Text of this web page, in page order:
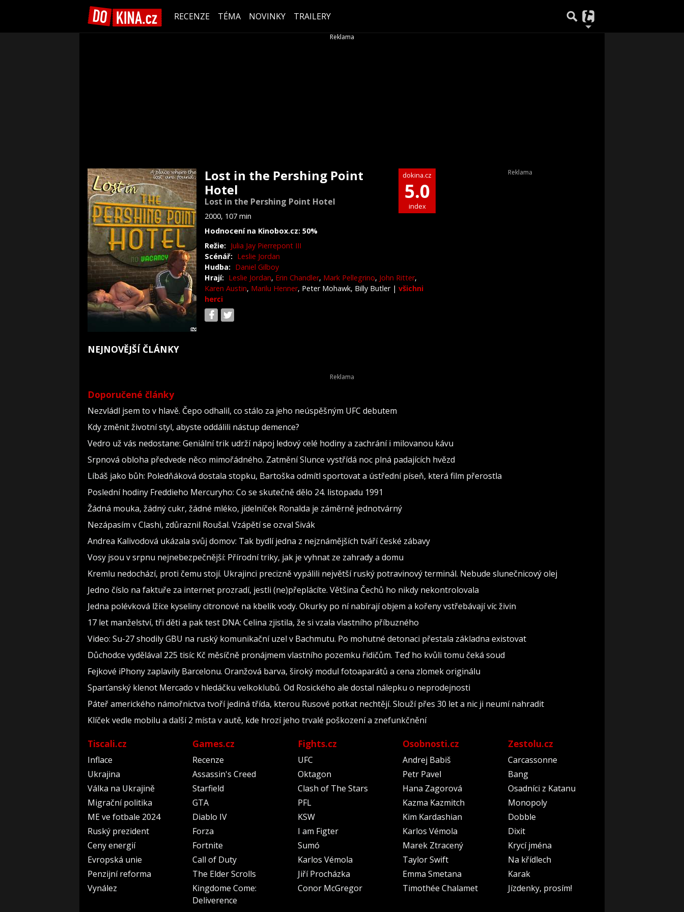
RECENZE TÉMA NOVINKY TRAILERY
Lost in the Pershing Point
Hotel
Lost in the Pershing Point Hotel
2000, 107 min
Hodnocení na Kinobox.cz: 50%
dokina.cz
5.0
index
Režie: Julia Jay Pierrepont III
Scénář: Leslie Jordan
Hudba: Daniel Gilboy
Hrají: Leslie Jordan, Erin Chandler, Mark Pellegrino, John Ritter,
Karen Austin, Marilu Henner, Peter Mohawk, Billy Butler | všichni
herci
NEJNOVĚJŠÍ ČLÁNKY
Doporučené články
Nezvládl jsem to v hlavě. Čepo odhalil, co stálo za jeho neúspěšným UFC debutem
Kdy změnit životní styl, abyste oddálili nástup demence?
Vedro už vás nedostane: Geniální trik udrží nápoj ledový celé hodiny a zachrání i milovanou kávu
Srpnová obloha předvede něco mimořádného. Zatmění Slunce vystřídá noc plná padajících hvězd
Líbáš jako bůh: Poledňáková dostala stopku, Bartoška odmítl sportovat a ústřední píseň, která film přerostla
Poslední hodiny Freddieho Mercuryho: Co se skutečně dělo 24. listopadu 1991
Žádná mouka, žádný cukr, žádné mléko, jídelníček Ronalda je záměrně jednotvárný
Nezápasím v Clashi, zdůraznil Roušal. Vzápětí se ozval Sivák
Andrea Kalivodová ukázala svůj domov: Tak bydlí jedna z nejznámějších tváří české zábavy
Vosy jsou v srpnu nejnebezpečnější: Přírodní triky, jak je vyhnat ze zahrady a domu
Kremlu nedochází, proti čemu stojí. Ukrajinci precizně vypálili největší ruský potravinový terminál. Nebude slunečnicový olej
Jedno číslo na faktuře za internet prozradí, jestli (ne)přeplácíte. Většina Čechů ho nikdy nekontrolovala
Jedna polévková lžíce kyseliny citronové na kbelík vody. Okurky po ní nabírají objem a kořeny vstřebávají víc živin
17 let manželství, tři děti a pak test DNA: Celina zjistila, že si vzala vlastního příbuzného
Video: Su-27 shodily GBU na ruský komunikační uzel v Bachmutu. Po mohutné detonaci přestala základna existovat
Důchodce vydělával 225 tisíc Kč měsíčně pronájmem vlastního pozemku řidičům. Teď ho kvůli tomu čeká soud
Fejkové iPhony zaplavily Barcelonu. Oranžová barva, široký modul fotoaparátů a cena zlomek originálu
Sparťanský klenot Mercado v hledáčku velkoklubů. Od Rosického ale dostal nálepku o neprodejnosti
Páteř amerického námořnictva tvoří jediná třída, kterou Rusové potkat nechtějí. Slouží přes 30 let a nic ji neumí nahradit
Klíček vedle mobilu a další 2 místa v autě, kde hrozí jeho trvalé poškození a znefunkčnění
Tiscali.cz
Inflace
Ukrajina
Válka na Ukrajině
Migrační politika
ME ve fotbale 2024
Ruský prezident
Ceny energií
Evropská unie
Penzijní reforma
Vynález
Games.cz
Recenze
Assassin's Creed
Starfield
GTA
Diablo IV
Forza
Fortnite
Call of Duty
The Elder Scrolls
Kingdome Come:
Deliverence
Fights.cz
UFC
Oktagon
Clash of The Stars
PFL
KSW
I am Figter
Sumó
Karlos Vémola
Jiří Procházka
Conor McGregor
Osobnosti.cz
Andrej Babiš
Petr Pavel
Hana Zagorová
Kazma Kazmitch
Kim Kardashian
Karlos Vémola
Marek Ztracený
Taylor Swift
Emma Smetana
Timothée Chalamet
Zestolu.cz
Carcassonne
Bang
Osadníci z Katanu
Monopoly
Dobble
Dixit
Krycí jména
Na křídlech
Karak
Jízdenky, prosím!